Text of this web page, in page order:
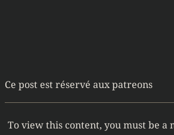
Ce post est réservé aux patreons
To view this content, you must be a